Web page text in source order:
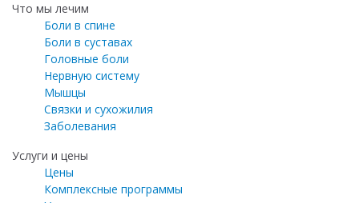
Что мы лечим
Боли в спине
Боли в суставах
Головные боли
Нервную систему
Мышцы
Связки и сухожилия
Заболевания
Услуги и цены
Цены
Комплексные программы